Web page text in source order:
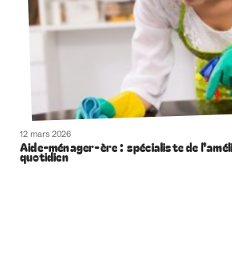
12 mars 2026
Aide-ménager-ère : spécialiste de
quotidien